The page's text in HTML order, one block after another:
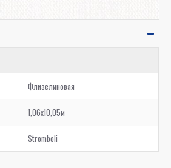
Флизелиновая
1,06x10,05м
Stromboli